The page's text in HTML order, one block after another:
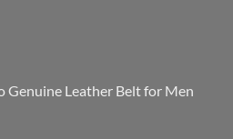
Genuine Leather Belt for Men